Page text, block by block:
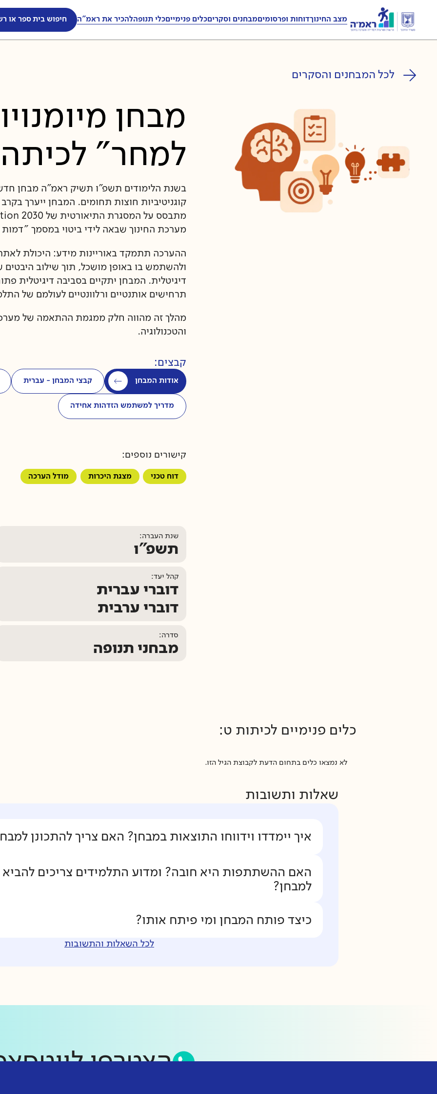
מצב החינוךדוחות ופרסומיםמבחנים וסקריםכלים פנימייםכלי תנופהלהכיר את ראמ"ה חיפוש בית ספר או
לכל המבחנים והסקרים
מבחן
למחר"
בשנת הלימודים תשפ"ו תשיק ראמ"ה מבחן
קוגניטיביות חוצות תחומים. המבחן ייערך
מערכת החינוך שבאה לידי ביטוי במסמך
ההערכה תתמקד באוריינות מידע: היכולת
ולהשתמש בו באופן מושכל, תוך שילוב היבטים
דיגיטלית. המבחן יתקיים בסביבה דיגיטלית
תרחישים אותנטיים ורלוונטיים לעולמם של
מהלך זה מהווה חלק ממגמת ההתאמה של
והטכנולוגיה.
קבצים:
אודות המבחן קבצי המבחן - עברית
מדריך למשתמש הזדהות אחידה
קישורים נוספים:
דוח טכני מצגת היכרות מודל הערכה
שנת העברה:
תשפ"ו
קהל יעד:
דוברי עברית
דוברי ערבית
סדרה:
מבחני תנופה
כלים פנימיים לכיתות ט:
לא נמצאו כלים בתחום הדעת לקבוצת הגיל הזו.
שאלות ותשובות
איך יימדדו וידווחו התוצאות במבחן? האם צריך להתכונן
האם ההשתתפות היא חובה? ומדוע התלמידים צריכים להביא
למבחן?
כיצד פותח המבחן ומי פיתח אותו?
לכל השאלות והתשובות
הצטרפו